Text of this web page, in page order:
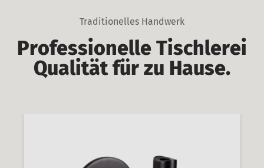
Traditionelles Handwerk
Professionelle Tischlerei
Qualität für zu Hause.